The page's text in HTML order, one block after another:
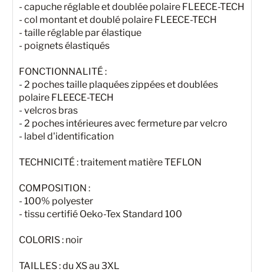
- capuche réglable et doublée polaire FLEECE-TECH
- col montant et doublé polaire FLEECE-TECH
- taille réglable par élastique
- poignets élastiqués
FONCTIONNALITÉ :
- 2 poches taille plaquées zippées et doublées
polaire FLEECE-TECH
- velcros bras
- 2 poches intérieures avec fermeture par velcro
- label d'identification
TECHNICITÉ : traitement matière TEFLON
COMPOSITION :
- 100% polyester
- tissu certifié Oeko-Tex Standard 100
COLORIS : noir
TAILLES : du XS au 3XL